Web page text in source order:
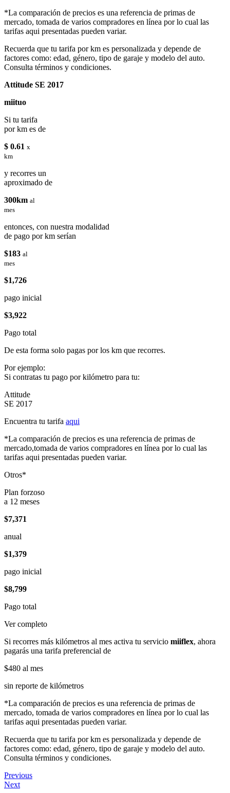
*La comparación de precios es una referencia de primas de
mercado, tomada de varios compradores en línea por lo cual las
tarifas aqui presentadas pueden variar.
Recuerda que tu tarifa por km es personalizada y depende de
factores como: edad, género, tipo de garaje y modelo del auto.
Consulta términos y condiciones.
Attitude SE 2017
miituo
Si tu tarifa
por km es de
$ 0.61 x
km
y recorres un
aproximado de
300km al
mes
entonces, con nuestra modalidad
de pago por km serían
$183 al
mes
$1,726
pago inicial
$3,922
Pago total
De esta forma solo pagas por los km que recorres.
Por ejemplo:
Si contratas tu pago por kilómetro para tu:
Attitude
SE 2017
Encuentra tu tarifa aqui
*La comparación de precios es una referencia de primas de
mercado,tomada de varios compradores en línea por lo cual las
tarifas aqui presentadas pueden variar.
Otros*
Plan forzoso
a 12 meses
$7,371
anual
$1,379
pago inicial
$8,799
Pago total
Ver completo
Si recorres más kilómetros al mes activa tu servicio miiflex, ahora
pagarás una tarifa preferencial de
$480 al mes
sin reporte de kilómetros
*La comparación de precios es una referencia de primas de
mercado, tomada de varios compradores en línea por lo cual las
tarifas aqui presentadas pueden variar.
Recuerda que tu tarifa por km es personalizada y depende de
factores como: edad, género, tipo de garaje y modelo del auto.
Consulta términos y condiciones.
Previous
Next